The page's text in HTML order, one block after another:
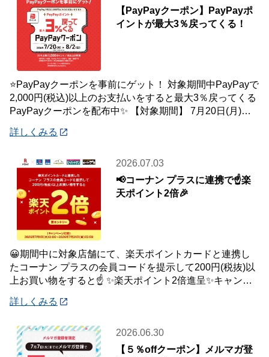
【PayPayクーポン】PayPayポ
イントが最大3％戻ってくる！
⭐PayPayクーポンを事前にゲット！ 対象期間中PayPayで
2,000円(税込)以上のお支払いをすると最大3％戻ってくる
PayPayクーポンを配布中✨ 【対象期間】 7月20日(月)～8
詳しくみる
2026.07.03
📢コーナン プラスに連携で☝️楽
天ポイント2倍🎉
😀期間中に対象店舗にて、楽天ポイントカードと連携し
たコーナン プラスの会員コードを提示して200円(税抜)以
上お買い物をすると☝️ ✨楽天ポイント2倍進呈✨キャンペ
詳しくみる
2026.06.30
【５％offクーポン】メルマガ登